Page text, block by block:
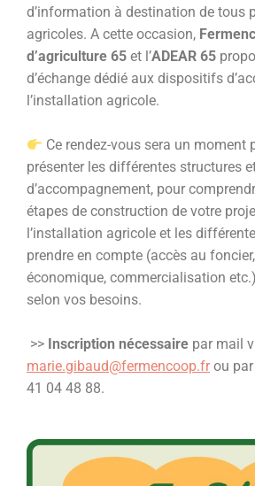
d’information à destination de tous
agricoles. A cette occasion,
d’agriculture 65 et l’ADEAR 65 pr
d’échange dédié aux dispositifs
l’installation agricole.
Ce rendez-vous sera un moment
présenter les différentes structures
d’accompagnement, pour
étapes de construction de votre
l’installation agricole et les
prendre en compte (accès au
économique, commercialisation
selon vos besoins.
>> Inscription nécessaire par mail
marie.gibaud@fermencoop.frou par
41 04 48 88.